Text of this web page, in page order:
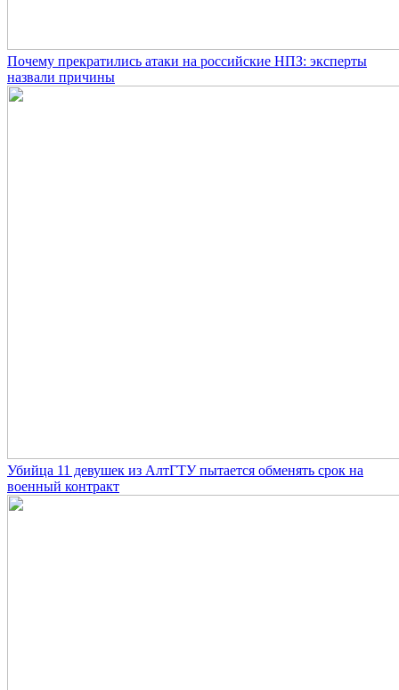
Почему прекратились атаки на российские НПЗ: эксперты
назвали причины
Убийца 11 девушек из АлтГТУ пытается обменять срок на
военный контракт